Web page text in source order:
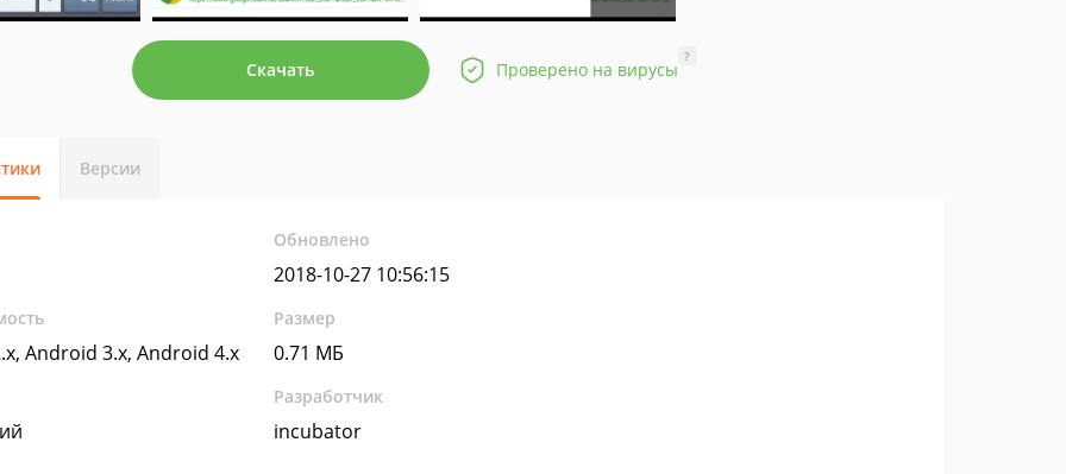
Скачать Проверено на вирусы
?
Версии
Обновлено
2018-10-27 10:56:15
Android 3.x, Android 4.x
Размер
0.71 МБ
Разработчик
incubator